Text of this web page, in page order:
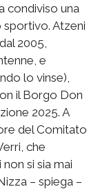
condiviso una
Atzeni
2005,
e
lo vinse),
il Borgo Don
2025. A
del Comitato
che
si sia mai
– spiega –